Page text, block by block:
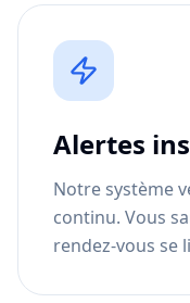
Alertes
Notre système
continu. Vous
rendez-vous se